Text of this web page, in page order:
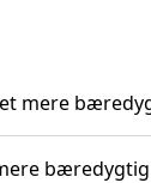
mere
bæredygtig